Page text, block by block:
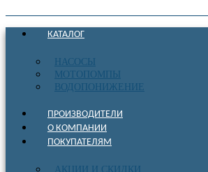
КАТАЛОГ
НАСОСЫ
МОТОПОМПЫ
ВОДОПОНИЖЕНИЕ
ПРОИЗВОДИТЕЛИ
О КОМПАНИИ
ПОКУПАТЕЛЯМ
АКЦИИ И СКИДКИ